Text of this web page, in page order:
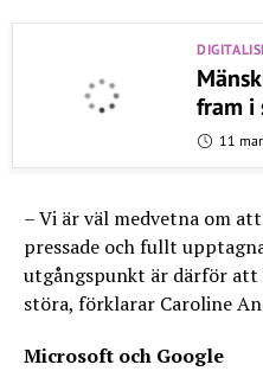
fram i
11
– Vi är väl medvetna om
pressade och fullt
utgångspunkt är därför
störa, förklarar Caroline
Microsoft och Google